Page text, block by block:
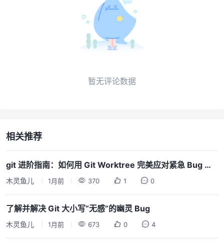
暂无评论数据
相关推荐
git 进阶指南：如何用 Git Worktree 完美应对紧急 Bug 与多分支联调
木灵鱼儿 1月前 370 1 0
了解并解决 Git 大小写“无感”的幽灵 Bug
木灵鱼儿 1月前 673 0 4